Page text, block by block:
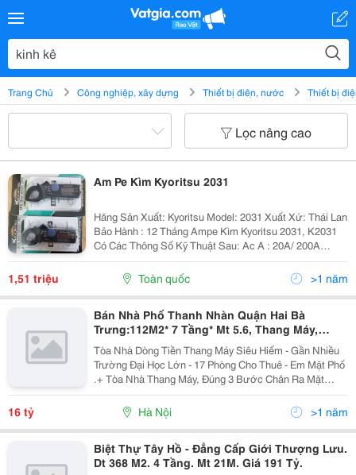
Trang Chủ Công nghiệp, xây dựng Thiết bị điện, nước Thiết bị
Lọc nâng cao
Am Pe Kìm Kyoritsu 2031
Hãng Sản Xuất: Kyoritsu Model: 2031 Xuất Xứ: Thái Lan
Bảo Hành : 12 Tháng Ampe Kìm Kyoritsu 2031, K2031
Có Các Thông Số Kỹ Thuật Sau: Ac A : 20A/ 200A
Đường Kinh Kìm : Ø24Mm Max. Tần Số Hưởng Ứng :
40Hz~1Khz Nguồn : Lr-44 (1.
1,51 triệu Toàn quốc >1 năm
Bán Nhà Phố Thanh Nhàn Quận Hai Bà
Trưng:112M2* 7 Tầng* Mt 5.6, Thang Máy,
Dòng Tiền.
Tòa Nhà Dòng Tiền Thang Máy Siêu Hiếm - Gần Nhiều
Trường Đại Học Lớn - 17 Phòng Cho Thuê - Em Mặt Phố
.+ Tòa Nhà Thang Máy, Đúng 3 Bước Chân Ra Mặt
Đường Thanh Nhàn, Gần Nhiều Trường Đại Học Như
Bách-Kinh-Xây, King Kong, Kinh Kĩ, Nhu Cầu Cao.+
16 tỷ Hà Nội >1 năm
Biệt Thự Tây Hồ - Đẳng Cấp Giới Thượng Lưu.
Dt 368 M2. 4 Tầng. Mt 21M. Giá 191 Tỷ.